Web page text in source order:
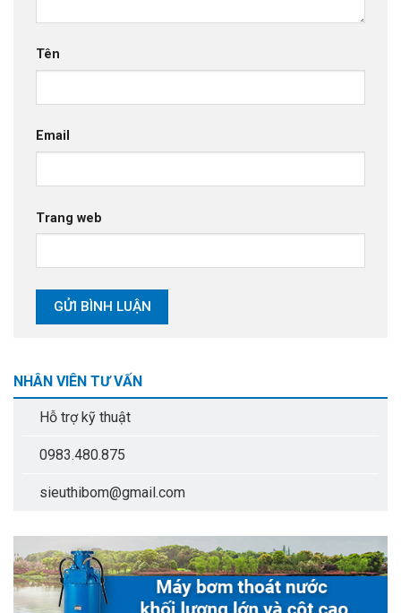
Tên
Email
Trang web
NHÂN VIÊN TƯ VẤN
Hỗ trợ kỹ thuật
0983.480.875
sieuthibom@gmail.com